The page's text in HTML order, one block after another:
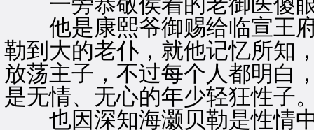
他是康熙爷御赐给临宣王府
勒到大的老仆，就他记忆所知
放荡主子，不过每个人都明白
是无情、无心的年少轻狂性子
也因深知海灏贝勒是性情中